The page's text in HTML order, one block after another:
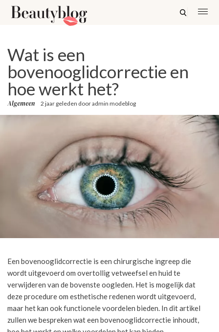
Wat is een
bovenooglidcorrectie en
hoe werkt het?
Algemeen 2 jaar geleden dooradmin modeblog
Een bovenooglidcorrectie is een chirurgische ingreep die
wordt uitgevoerd om overtollig vetweefsel en huid te
verwijderen van de bovenste oogleden. Het is mogelijk dat
deze procedure om esthetische redenen wordt uitgevoerd,
maar het kan ook functionele voordelen bieden. In dit artikel
zullen we bespreken wat een bovenooglidcorrectie inhoudt,